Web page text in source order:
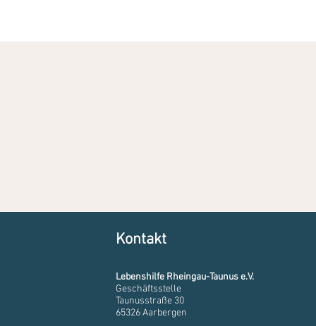
Kontakt
Lebenshilfe Rheingau-Taunus e.V.
Geschäftsstelle
Taunusstraße 30
65326 Aarbergen